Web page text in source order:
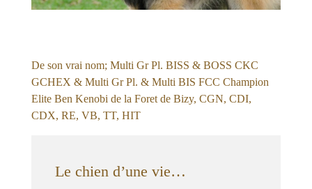
De son vrai nom; Multi Gr Pl. BISS & BOSS CKC
GCHEX & Multi Gr Pl. & Multi BIS FCC Champion
Elite Ben Kenobi de la Foret de Bizy, CGN, CDI,
CDX, RE, VB, TT, HIT
Le chien d’une vie…